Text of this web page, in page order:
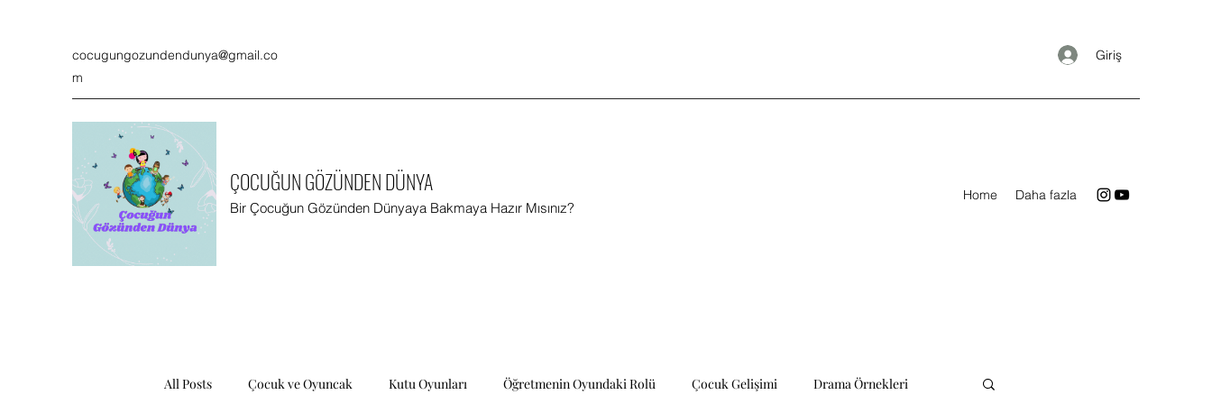
cocugungozundendunya@gmail.co
m
Giriş
ÇOCUĞUN GÖZÜNDEN DÜNYA
Bir Çocuğun Gözünden Dünyaya Bakmaya Hazır Mısınız?
Home Daha fazla
All Posts Çocuk ve Oyuncak Kutu Oyunları Öğretmenin Oyundaki Rolü Çocuk Gelişimi Drama Örnekleri